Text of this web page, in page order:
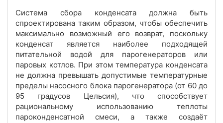
Система сбора конденсата должна быть
спроектирована таким образом, чтобы обеспечить
максимально возможный его возврат, поскольку
конденсат является наиболее подходящей
питательной водой для парогенераторов или
паровых котлов. При этом температура конденсата
не должна превышать допустимые температурные
пределы насосного блока парогенератора (от 60 до
95 градусов Цельсия), что способствует
рациональному использованию теплоты
пароконденсатной смеси, а также создаёт